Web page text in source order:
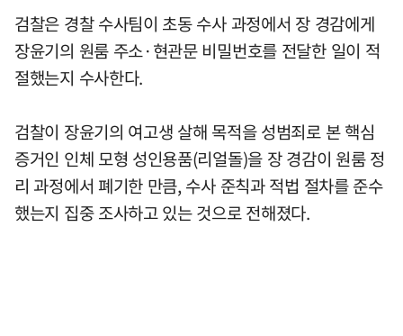
검찰은 경찰 수사팀이 초동 수사 과정에서 장 경감에게
장윤기의 원룸 주소·현관문 비밀번호를 전달한 일이 적
절했는지 수사한다.
검찰이 장윤기의 여고생 살해 목적을 성범죄로 본 핵심
증거인 인체 모형 성인용품(리얼돌)을 장 경감이 원룸 정
리 과정에서 폐기한 만큼, 수사 준칙과 적법 절차를 준수
했는지 집중 조사하고 있는 것으로 전해졌다.